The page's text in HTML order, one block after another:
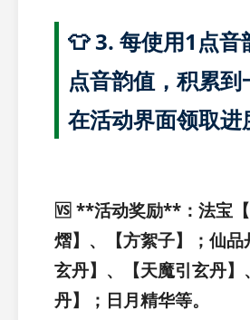
👕 3. 每使用1点音
点音韵值，积累
在活动界面领取进
🆚 **活动奖励**：法宝
熠】、【方絮子】；仙品
玄丹】、【天魔引玄丹】
丹】；日月精华等。